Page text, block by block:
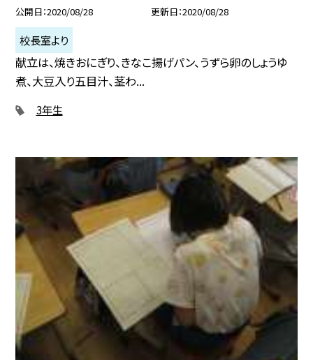
公開日 2020/08/28 更新日 2020/08/28
校長室より
献立は、焼きおにぎり、きなこ揚げパン、うずら卵のしょうゆ
煮、大豆入り五目汁、茎わ...
3年生